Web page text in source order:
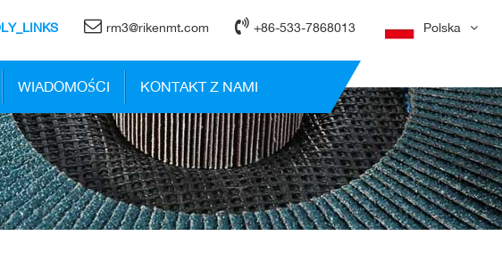
rm3@rikenmt.com +86-533-7868013 Polska
WIADOMOŚCI KONTAKT Z NAMI